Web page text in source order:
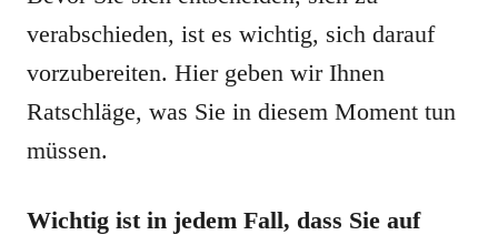
verabschieden, ist es wichtig, sich darauf
vorzubereiten. Hier geben wir Ihnen
Ratschläge, was Sie in diesem Moment tun
müssen.
Wichtig ist in jedem Fall, dass Sie auf